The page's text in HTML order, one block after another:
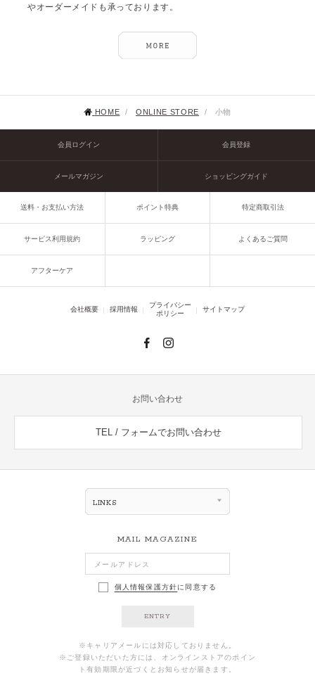
やオーダーメイドも承っております。
HOME / ONLINE STORE / 小物
会員ログイン 会員登録
メールマガジン ショッピングガイド
送料・お支払い方法 ポイント特典 特定商取引法
サービス利用規約 ラッピング よくあるご質問
アフターケア
会社概要 採用情報
プライバシー
ポリシー
サイトマップ
お問い合わせ
TEL / フォームでお問い合わせ
LINKS
MAIL MAGAZINE
個人情報保護方針に同意する
ENTRY
※キャリアメールには対応しておりません。
※ご登録いただいた方には、オンラインストアのポイン
ト有効期限が近づくとお知らせが届きます。